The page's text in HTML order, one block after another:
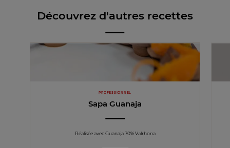
Découvrez d'autres recettes
PROFESSIONNEL
Sapa Guanaja
Réalisée avec Guanaja 70% Valrhona